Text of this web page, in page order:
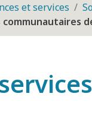
et services